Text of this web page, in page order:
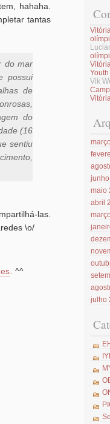
hahaha.
tantas
do mar
possui
de
do
(16
sentiu
las.
\o/
. ^^
Vik
maio
abril
julho